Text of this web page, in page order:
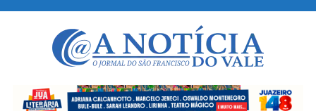
A Noticia Do Vale